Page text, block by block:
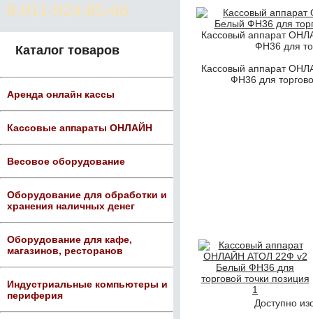
8-911-924-85-66
Каталог товаров
Аренда онлайн кассы
Кассовые аппараты ОНЛАЙН
Весовое оборудование
Оборудование для обработки и
хранения наличных денег
Оборудование для кафе,
магазинов, ресторанов
Индустриальные компьютеры и
периферия
Кассовый аппарат
ФН36 для
Кассовый аппарат
ФН36 для
Доступно